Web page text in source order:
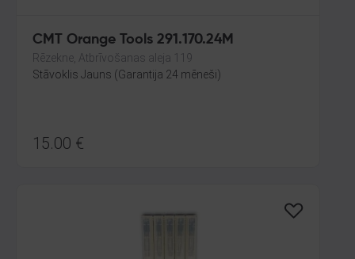
CMT Orange Tools 291.170.24M
Rēzekne, Atbrīvošanas aleja 119
Stāvoklis Jauns (Garantija 24 mēneši)
15.00 €